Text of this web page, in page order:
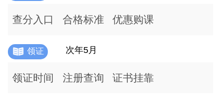
查分入口 合格标准 优惠购课
领证 次年5月
领证时间 注册查询 证书挂靠